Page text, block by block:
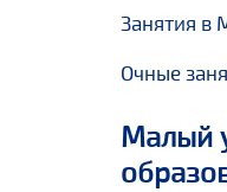
Занятия в
Очные
Малый